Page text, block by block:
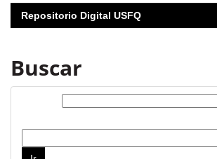
Repositorio Digital USFQ
Buscar